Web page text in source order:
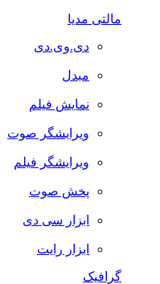
مالتی مدیا
دی.وی.دی
مبدل
نمایش فیلم
ویرایشگر صوت
ویرایشگر فیلم
پخش صوت
ابزار سی دی
ابزار رایت
گرافیک